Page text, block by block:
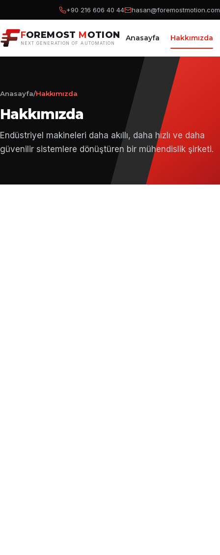
+90 216 606 40 44 hasan@foremostmotion.com
FOREMOST MOTION
NEXT GENERATION OF AUTOMATION
Anasayfa Hakkımızda
Anasayfa/Hakkımızda
Hakkımızda
Endüstriyel makineleri daha akıllı, daha hızlı ve daha
güvenilir sistemlere dönüştüren bir mühendislik şirketi.